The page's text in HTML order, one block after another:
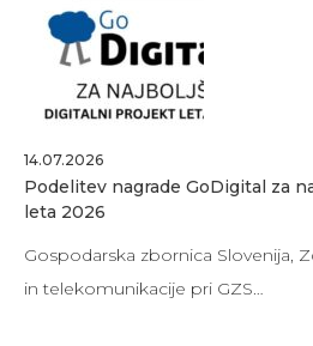
14.07.2026
Podelitev nagrade GoDigital za
leta 2026
Gospodarska zbornica Slovenija,
in telekomunikacije pri GZS…